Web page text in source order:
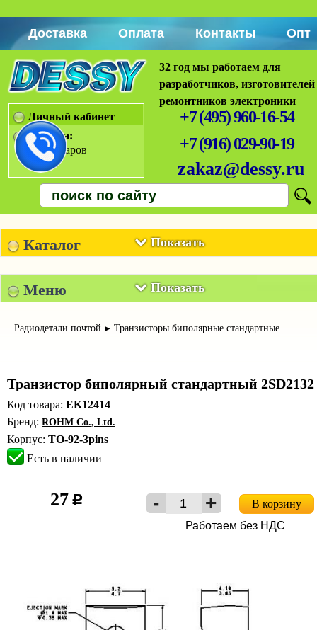
Доставка Оплата Контакты Опт
32 год мы работаем для
разработчиков,
ремонтников электроники
+7 (495) 960-16-54
+7 (916) 029-90-19
zakaz@dessy.ru
Личный кабинет
Корзина:
Нет товаров
Показать
Каталог
Показать
Меню
Радиодетали почтой ► Транзисторы биполярные стандартные
Транзистор биполярный стандартный 2SD2132
Код товара: EK12414
Бренд: ROHM Co., Ltd.
Корпус: TO-92-3pins
Есть в наличии
27 c
В корзину
Работаем без НДС